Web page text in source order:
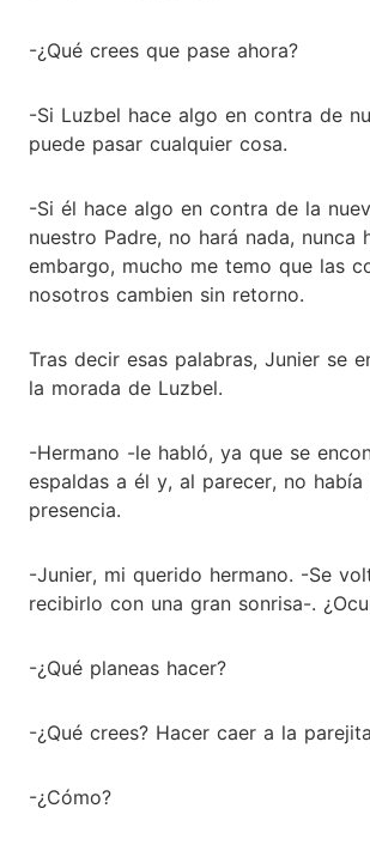
-¿Qué crees que pase ahora?
-Si Luzbel hace algo en contra de
puede pasar cualquier cosa.
-Si él hace algo en contra de la
nuestro Padre, no hará nada, nunca
embargo, mucho me temo que las
nosotros cambien sin retorno.
Tras decir esas palabras, Junier se
la morada de Luzbel.
-Hermano -le habló, ya que se
espaldas a él y, al parecer, no
presencia.
-Junier, mi querido hermano. -Se
recibirlo con una gran sonrisa-.
-¿Qué planeas hacer?
-¿Qué crees? Hacer caer a la
-¿Cómo?